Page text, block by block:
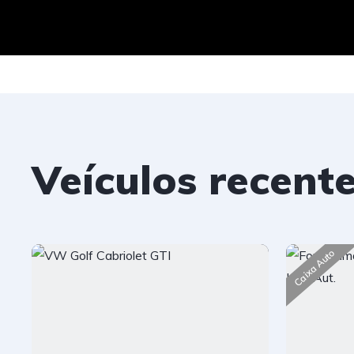
Veículos
Caixa Auto